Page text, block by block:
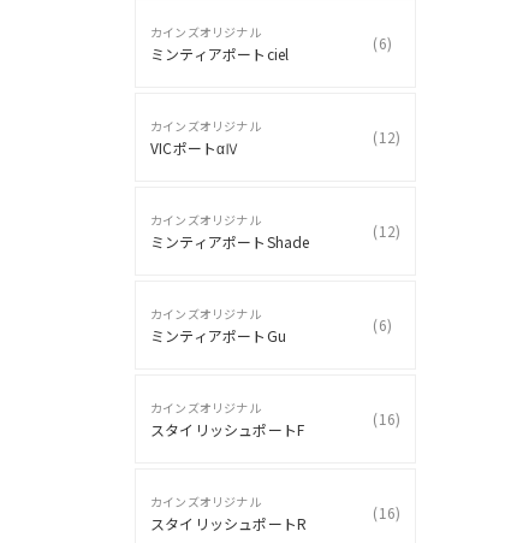
カインズオリジナル
ミンティアポートciel (6)
カインズオリジナル
VICポートαⅣ (12)
カインズオリジナル
ミンティアポートShade (12)
カインズオリジナル
ミンティアポートGu (6)
カインズオリジナル
スタイリッシュポートF (16)
カインズオリジナル
スタイリッシュポートR (16)